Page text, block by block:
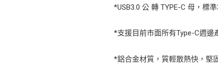
*USB3.0 公 轉 TYPE-C 母，標
*支援目前市面所有Type-C週邊
*鋁合金材質，質輕散熱快，堅